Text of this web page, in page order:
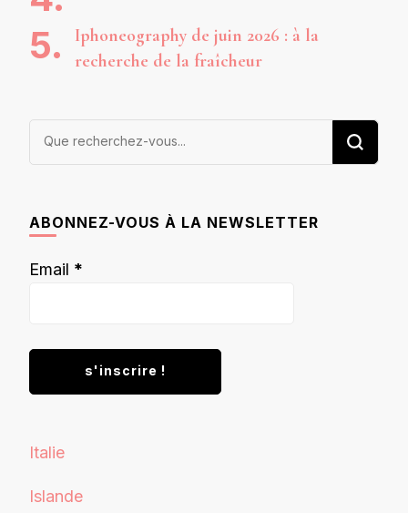
Iphoneography de juin 2026 : à la
recherche de la fraîcheur
Vous
ABONNEZ-VOUS À LA NEWSLETTER
Email *
Italie
Islande